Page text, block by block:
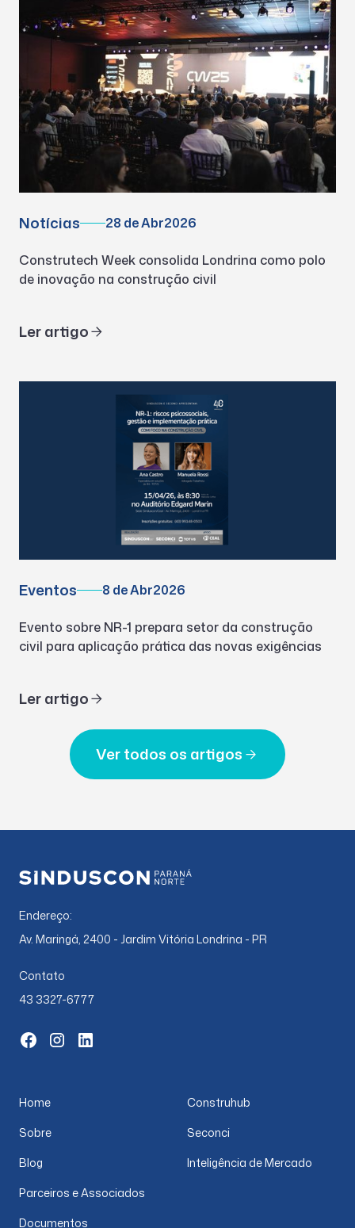
Notícias 28 de Abr2026
Construtech Week consolida Londrina como polo
de inovação na construção civil
Ler artigo
Eventos 8 de Abr2026
Evento sobre NR-1 prepara setor da construção
civil para aplicação prática das novas exigências
Ler artigo
Ver todos os artigos
Endereço:
Av. Maringá, 2400 - Jardim Vitória Londrina - PR
Contato
43 3327-6777
Home
Sobre
Blog
Parceiros e Associados
Documentos
Construhub
Seconci
Inteligência de Mercado